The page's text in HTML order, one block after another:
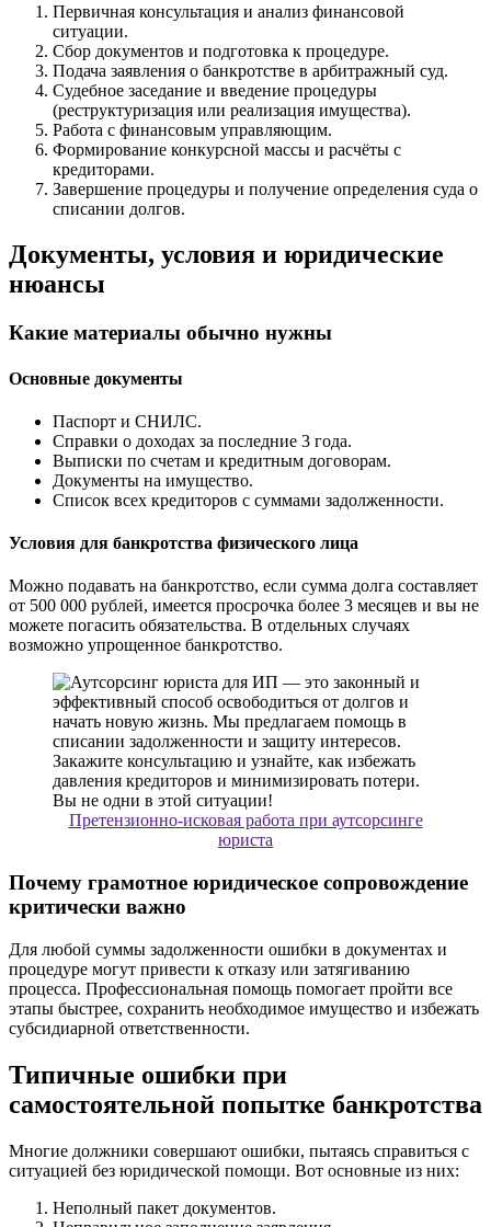
Первичная консультация и анализ финансовой
ситуации.
Сбор документов и подготовка к процедуре.
Подача заявления о банкротстве в арбитражный суд.
Судебное заседание и введение процедуры
(реструктуризация или реализация имущества).
Работа с финансовым управляющим.
Формирование конкурсной массы и расчёты с
кредиторами.
Завершение процедуры и получение определения суда о
списании долгов.
Документы, условия и юридические
нюансы
Какие материалы обычно нужны
Основные документы
Паспорт и СНИЛС.
Справки о доходах за последние 3 года.
Выписки по счетам и кредитным договорам.
Документы на имущество.
Список всех кредиторов с суммами задолженности.
Условия для банкротства физического лица
Можно подавать на банкротство, если сумма долга составляет
от 500 000 рублей, имеется просрочка более 3 месяцев и вы не
можете погасить обязательства. В отдельных случаях
возможно упрощенное банкротство.
Претензионно-исковая работа при аутсорсинге
юриста
Почему грамотное юридическое сопровождение
критически важно
Для любой суммы задолженности ошибки в документах и
процедуре могут привести к отказу или затягиванию
процесса. Профессиональная помощь помогает пройти все
этапы быстрее, сохранить необходимое имущество и избежать
субсидиарной ответственности.
Типичные ошибки при
самостоятельной попытке банкротства
Многие должники совершают ошибки, пытаясь справиться с
ситуацией без юридической помощи. Вот основные из них:
Неполный пакет документов.